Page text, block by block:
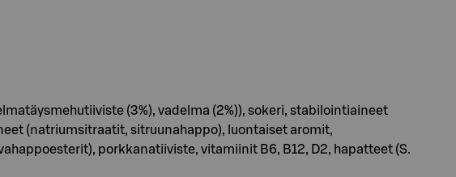
(3%), vadelma (2%)), sokeri, stabilointiaineet
(natriumsitraatit, sitruunahappo), luontaiset aromit,
porkkanatiiviste, vitamiinit B6, B12, D2, hapatteet (S.